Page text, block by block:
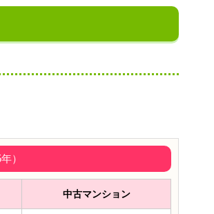
）
中古マンション